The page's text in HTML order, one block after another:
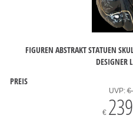
FIGUREN ABSTRAKT STATUEN
DESIGNER
PREIS
UVP:€
€